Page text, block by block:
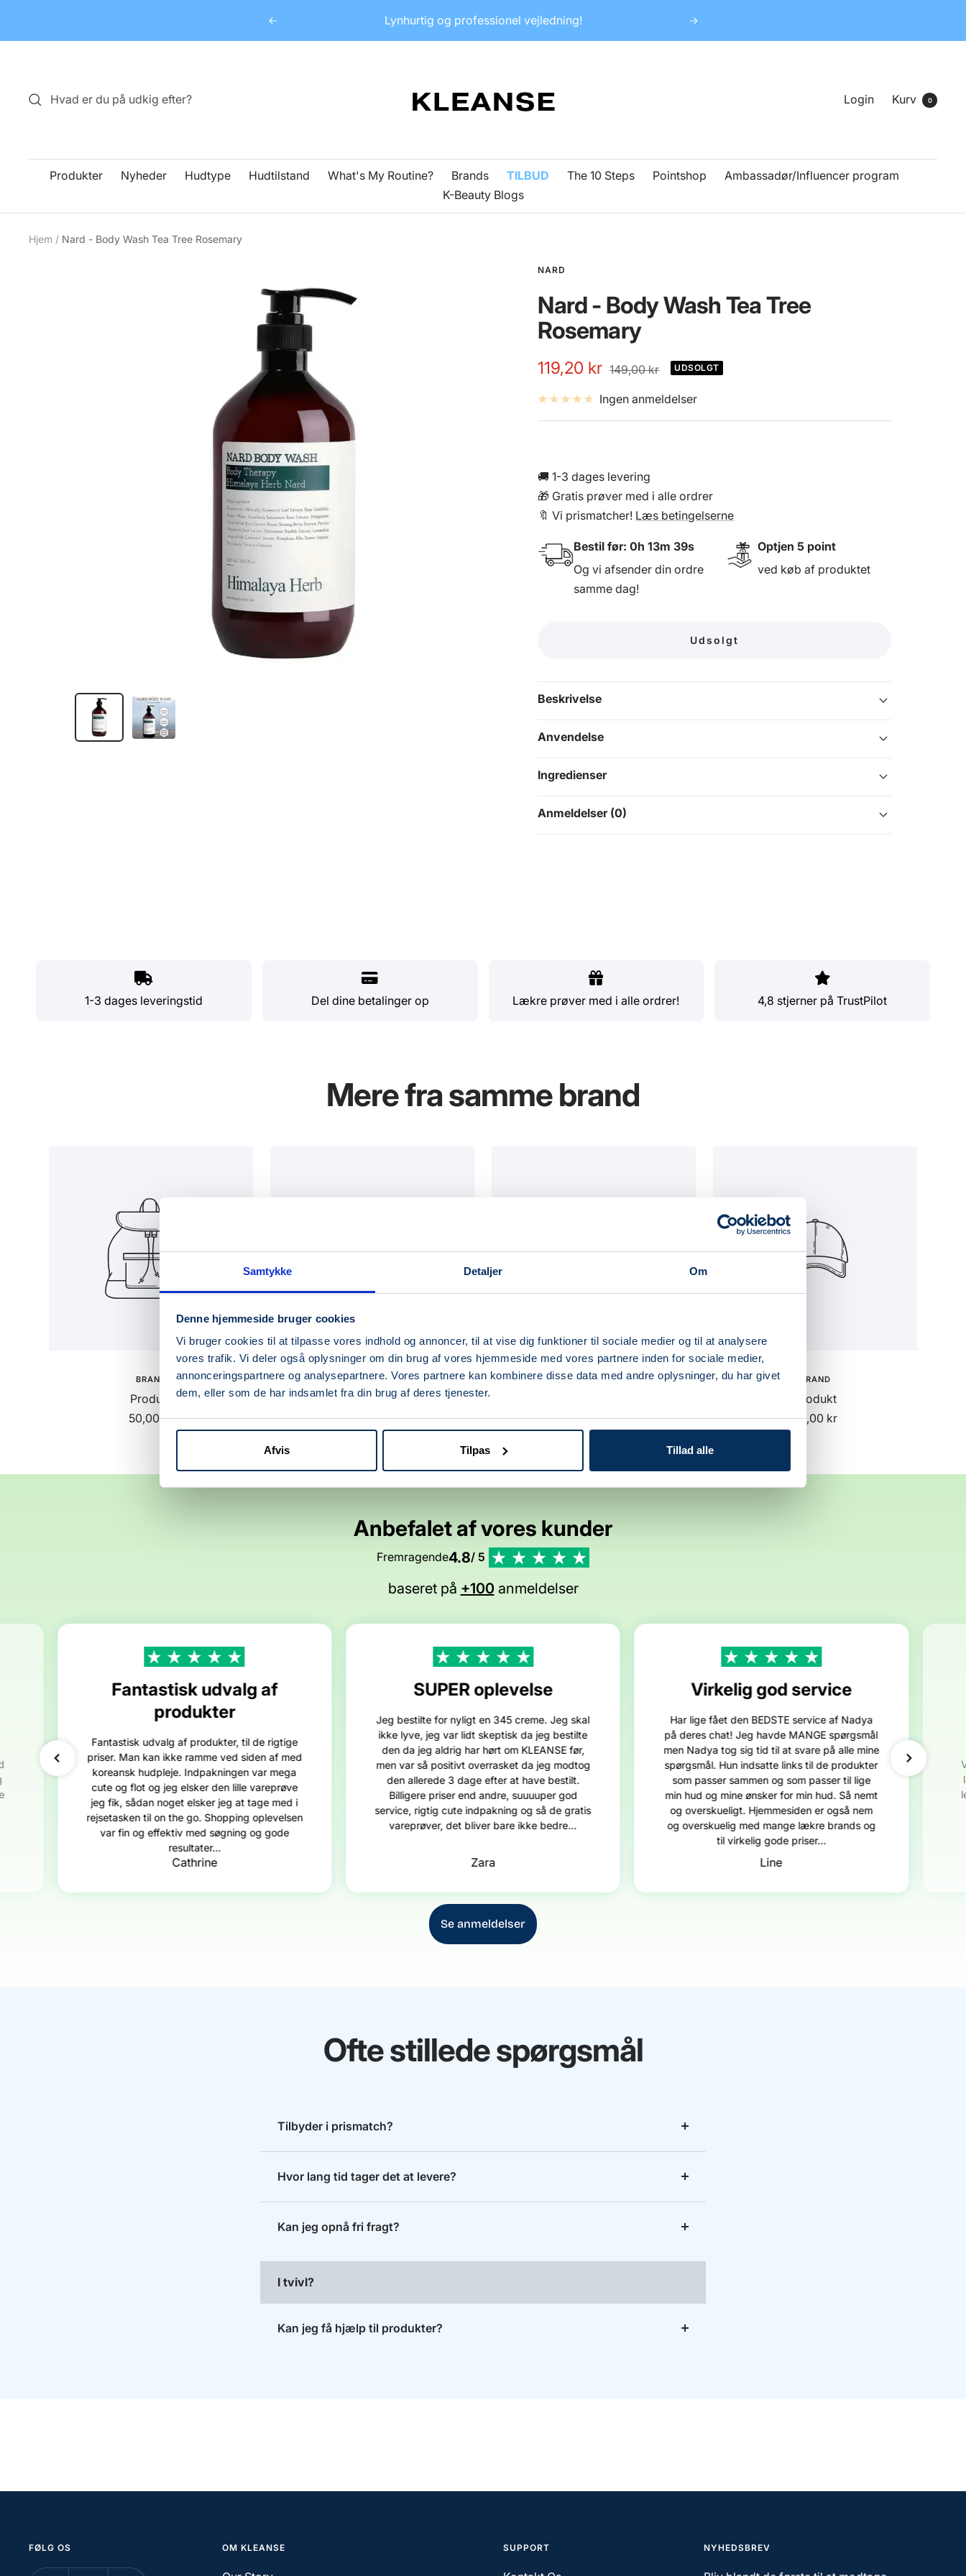
Samtykke Detaljer Om
Denne hjemmeside bruger cookies
Vi bruger cookies til at tilpasse vores indhold og annoncer, til at vise dig funktioner til sociale medier og til at analysere
vores trafik. Vi deler også oplysninger om din brug af vores hjemmeside med vores partnere inden for sociale medier,
annonceringspartnere og analysepartnere. Vores partnere kan kombinere disse data med andre oplysninger, du har givet
dem, eller som de har indsamlet fra din brug af deres tjenester.
Afvis Tilpas Tillad alle
Forrige Lynhurtig og professionel vejledning! Næste
Login Kurv 0
Produkter Nyheder Hudtype Hudtilstand What's My Routine? Brands TILBUD The 10 Steps Pointshop
Ambassadør/Influencer program
K-Beauty Blogs
Hjem Nard - Body Wash Tea Tree Rosemary
NARD
Nard - Body Wash Tea Tree
Rosemary
Udsalgspris
119,20 kr Normalpris
149,00 kr UDSOLGT
Ingen anmeldelser
🚚 1-3 dages levering
🎁 Gratis prøver med i alle ordrer
🔖 Vi prismatcher! Læs betingelserne
Bestil før:0h 13m 38s
Og vi afsender din ordre
samme dag!
Optjen5 point
ved køb af produktet
Udsolgt
Beskrivelse
Anvendelse
Ingredienser
Anmeldelser (0)
1-3 dages leveringstid Del dine betalinger op Lækre prøver med i alle ordrer! 4,8 stjerner på TrustPilot
Mere fra samme brand
BRAND
Produkt
Udsalgspris
50,00 kr
BRAND
Produkt
Udsalgspris
50,00 kr
BRAND
Udsalgspris
50,00 kr
BRAND
Produkt
Udsalgspris
50,00 kr
Anbefalet af vores kunder
Fremragende4.8/ 5
baseret på +100anmeldelser
Fantastisk udvalg af
produkter
Fantastisk udvalg af produkter, til de rigtige
priser. Man kan ikke ramme ved siden af med
koreansk hudpleje. Indpakningen var mega
cute og flot og jeg elsker den lille vareprøve
jeg fik, sådan noget elsker jeg at tage med i
rejsetasken til on the go. Shopping oplevelsen
var fin og effektiv med søgning og gode
resultater...
Cathrine
SUPER oplevelse
Jeg bestilte for nyligt en 345 creme. Jeg skal
ikke lyve, jeg var lidt skeptisk da jeg bestilte
den da jeg aldrig har hørt om KLEANSE før,
men var så positivt overrasket da jeg modtog
den allerede 3 dage efter at have bestilt.
Billigere priser end andre, suuuuper god
service, rigtig cute indpakning og så de gratis
vareprøver, det bliver bare ikke bedre...
Zara
Virkelig god service
Har lige fået den BEDSTE service af Nadya
på deres chat! Jeg havde MANGE spørgsmål
men Nadya tog sig tid til at svare på alle mine
spørgsmål. Hun indsatte links til de produkter
som passer sammen og som passer til lige
min hud og mine ønsker for min hud. Så nemt
og overskueligt. Hjemmesiden er også nem
og overskuelig med mange lækre brands og
til virkelig gode priser...
Line
Se anmeldelser
Ofte stillede spørgsmål
Tilbyder i prismatch?
Hvor lang tid tager det at levere?
Kan jeg opnå fri fragt?
I tvivl?
Kan jeg få hjælp til produkter?
FØLG OS OM KLEANSE SUPPORT NYHEDSBREV